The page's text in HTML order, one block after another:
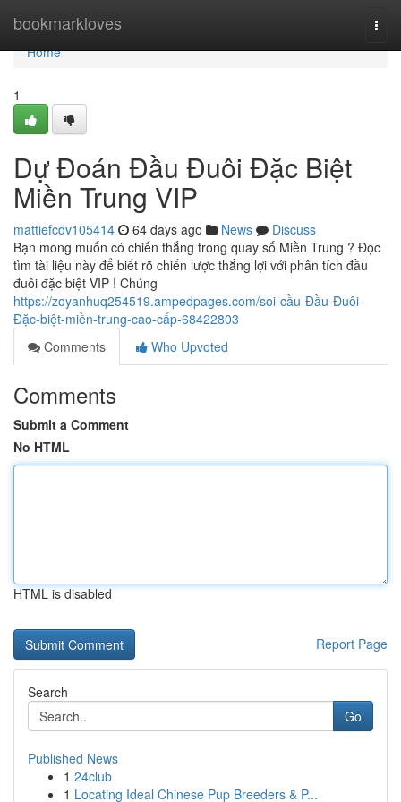
bookmarkloves
Home
Home
1
Dự Đoán Đầu Đuôi Đặc Biệt
Miền Trung VIP
mattiefcdv105414 64 days ago News
Discuss
Bạn mong muốn có chiến thắng trong quay số Miền Trung ? Đọc
tìm tài liệu này để biết rõ chiến lược thắng lợi với phân tích đầu
đuôi đặc biệt VIP ! Chúng
https://zoyanhuq254519.ampedpages.com/soi-cầu-Đầu-Đuôi-
Đặc-biệt-miền-trung-cao-cấp-68422803
Comments
Who Upvoted
Comments
Submit a Comment
No HTML
HTML is disabled
Report Page
Search
Go
Published News
1 24club
1 Locating Ideal Chinese Pup Breeders & P...